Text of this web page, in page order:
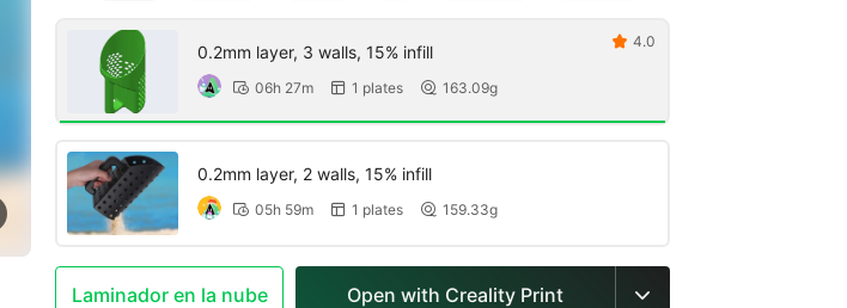
0.2mm layer, 3 walls, 15% infill
 06h 27m  1 plates  163.09g
 4.0
0.2mm layer, 2 walls, 15% infill
 05h 59m  1 plates  159.33g
Laminador en la nube Open with Creality Print 